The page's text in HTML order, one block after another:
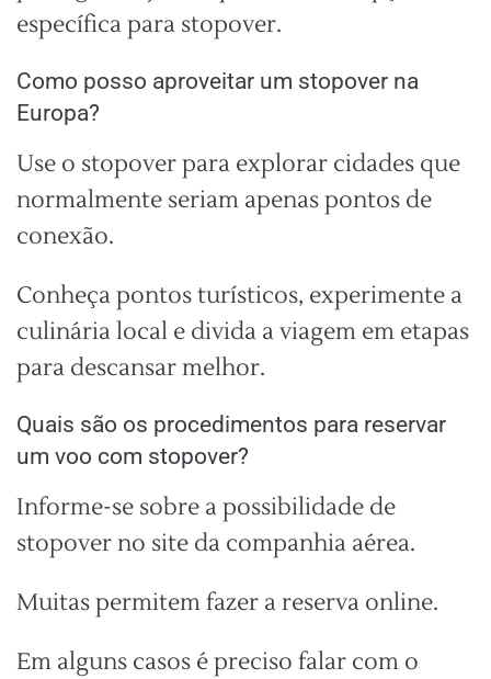
específica para stopover.
Como posso aproveitar um stopover na
Europa?
Use o stopover para explorar cidades que
normalmente seriam apenas pontos de
conexão.
Conheça pontos turísticos, experimente a
culinária local e divida a viagem em etapas
para descansar melhor.
Quais são os procedimentos para reservar
um voo com stopover?
Informe-se sobre a possibilidade de
stopover no site da companhia aérea.
Muitas permitem fazer a reserva online.
Em alguns casos é preciso falar com o